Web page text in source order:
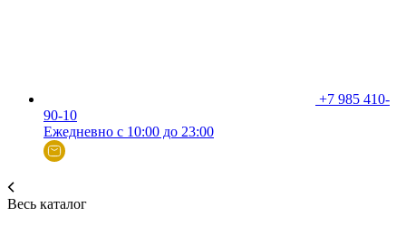
+7 985 410-
90-10
Ежедневно с 10:00 до 23:00
Весь каталог